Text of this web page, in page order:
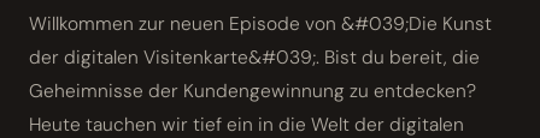
Willkommen zur neuen Episode von &#039;Die Kunst
der digitalen Visitenkarte&#039;. Bist du bereit, die
Geheimnisse der Kundengewinnung zu entdecken?
Heute tauchen wir tief ein in die Welt der digitalen